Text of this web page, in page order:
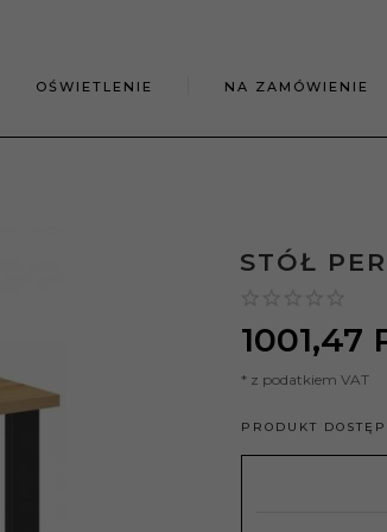
OŚWIETLENIE NA ZAMÓWIENIE
STÓŁ
1001,47
* z podatkiem VAT
PRODUKT